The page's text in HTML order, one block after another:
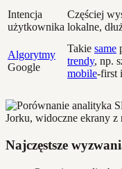
Intencja
użytkownika
Częściej
lokalne,
Algorytmy
Google
Takie same
trendy, np.
mobile-first
Najczęstsze